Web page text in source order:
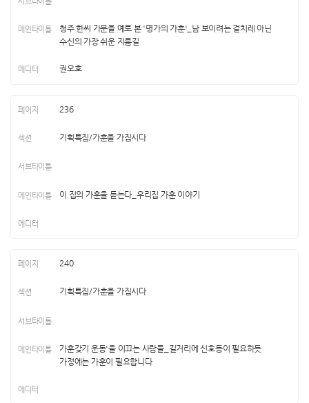
청주 한씨 가문을 예로 본 '명가의 가훈'_남 보이려는 겉치레 아닌
수신의 가장 쉬운 지름길
권오호
236
기획특집/가훈을 가집시다
이 집의 가훈을 듣는다_우리집 가훈 이야기
240
기획특집/가훈을 가집시다
가훈갖기 운동'을 이끄는 사람들_길거리에 신호등이 필요하듯
가정에는 가훈이 필요합니다